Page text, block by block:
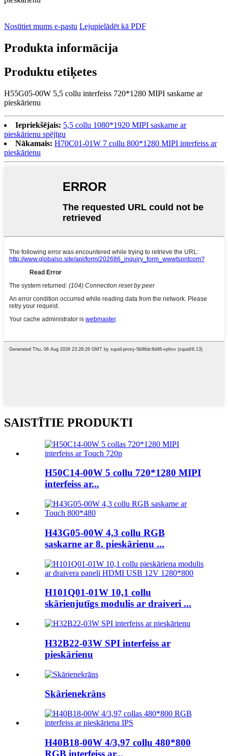
Nosūtiet mums e-pastu Lejupielādēt kā PDF
Produkta informācija
Produktu etiķetes
H55G05-00W 5,5 collu interfeiss 720*1280 MIPI saskarne ar
pieskārienu
Iepriekšējais: 5,5 collu 1080*1920 MIPI saskarne ar
pieskārienu spējīgu
Nākamais: H70C01-01W 7 collu 800*1280 MIPI interfeiss ar
pieskārienu
SAISTĪTIE PRODUKTI
H50C14-00W 5 collu 720*1280 MIPI
interfeiss ar...
H43G05-00W 4,3 collu RGB
saskarne ar 8. pieskārienu ...
H101Q01-01W 10,1 collu
skārienjutīgs modulis ar draiveri ...
H32B22-03W SPI interfeiss ar
pieskārienu
Skārienekrāns
H40B18-00W 4/3,97 collu 480*800
RGB interfeiss ar...